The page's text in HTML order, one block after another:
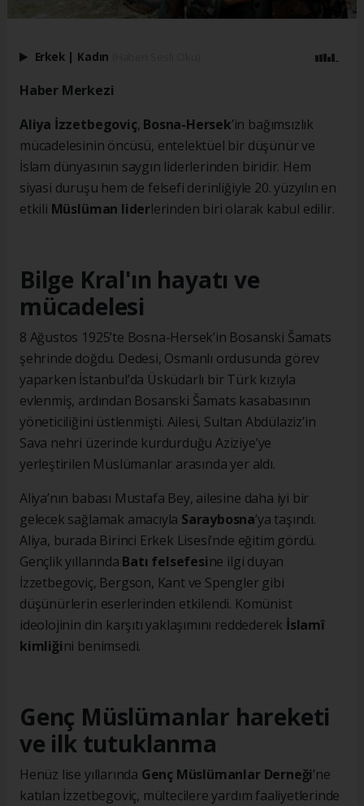
Erkek | Kadın
Haber Merkezi
Aliya İzzetbegoviç, Bosna-Hersek’in bağımsızlık
mücadelesinin öncüsü, entelektüel bir düşünür ve
İslam dünyasının saygın liderlerinden biridir. Hem
siyasi duruşu hem de felsefi derinliğiyle 20. yüzyılın en
etkili Müslüman liderlerinden biri olarak kabul edilir.
Bilge Kral'ın hayatı ve
mücadelesi
8 Ağustos 1925’te Bosna-Hersek’in Bosanski Šamats
şehrinde doğdu. Dedesi, Osmanlı ordusunda görev
yaparken İstanbul’da Üsküdarlı bir Türk kızıyla
evlenmiş, ardından Bosanski Šamats kasabasının
yöneticiliğini üstlenmişti. Ailesi, Sultan Abdülaziz’in
Sava nehri üzerinde kurdurduğu Aziziye’ye
yerleştirilen Müslümanlar arasında yer aldı.
Aliya’nın babası Mustafa Bey, ailesine daha iyi bir
gelecek sağlamak amacıyla Saraybosna’ya taşındı.
Aliya, burada Birinci Erkek Lisesi’nde eğitim gördü.
Gençlik yıllarında Batı felsefesine ilgi duyan
İzzetbegoviç, Bergson, Kant ve Spengler gibi
düşünürlerin eserlerinden etkilendi. Komünist
ideolojinin din karşıtı yaklaşımını reddederek İslamî
kimliğini benimsedi.
Genç Müslümanlar hareketi
ve ilk tutuklanma
Henüz lise yıllarında Genç Müslümanlar Derneği’ne
katılan İzzetbegoviç, mültecilere yardım faaliyetlerinde